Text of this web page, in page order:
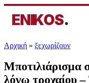
ENIKOS.
Αρχική » ξεχωρίζουν
Μποτιλιάρισμα
λόγω